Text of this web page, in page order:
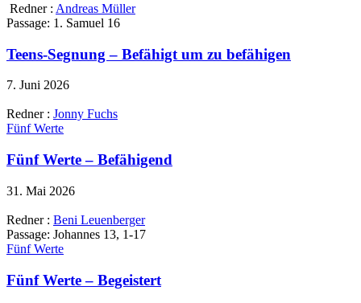
Redner : Andreas Müller
Passage: 1. Samuel 16
Teens-Segnung – Befähigt um zu befähigen
7. Juni 2026
Redner : Jonny Fuchs
Fünf Werte
Fünf Werte – Befähigend
31. Mai 2026
Redner : Beni Leuenberger
Passage: Johannes 13, 1-17
Fünf Werte
Fünf Werte – Begeistert